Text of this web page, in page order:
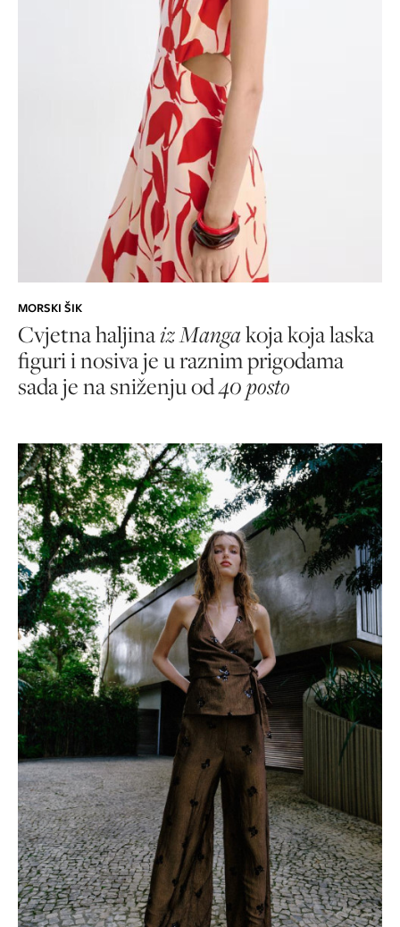
MORSKI ŠIK
Cvjetna haljinaiz Mangakoja koja laska
figuri i nosiva je u raznim prigodama
sada je na sniženju od40 posto